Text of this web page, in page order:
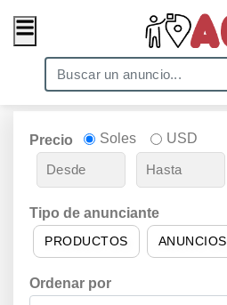
Precio Soles USD
Tipo de anunciante
ANUNCIOS
PRODUCTOS
Ordenar por